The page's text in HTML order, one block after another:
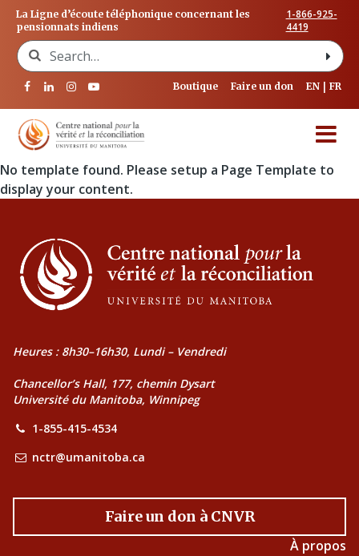
La Ligne d’écoute téléphonique concernant les
pensionnats indiens
1-866-925-
4419
Search for:
Boutique Faire un don EN FR
No template found. Please setup a Page Template to
display your content.
Heures : 8h30–16h30, Lundi – Vendredi
Chancellor’s Hall, 177, chemin Dysart
Université du Manitoba, Winnipeg
1-855-415-4534
nctr@umanitoba.ca
Faire un don à CNVR
À propos